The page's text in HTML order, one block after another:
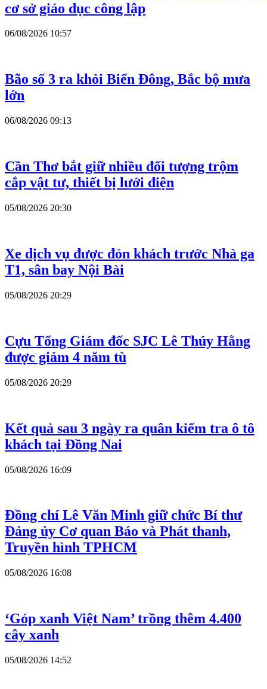
cơ sở giáo dục công lập
06/08/2026 10:57
Bão số 3 ra khỏi Biển Đông, Bắc bộ mưa
lớn
06/08/2026 09:13
Cần Thơ bắt giữ nhiều đối tượng trộm
cắp vật tư, thiết bị lưới điện
05/08/2026 20:30
Xe dịch vụ được đón khách trước Nhà ga
T1, sân bay Nội Bài
05/08/2026 20:29
Cựu Tổng Giám đốc SJC Lê Thúy Hằng
được giảm 4 năm tù
05/08/2026 20:29
Kết quả sau 3 ngày ra quân kiểm tra ô tô
khách tại Đồng Nai
05/08/2026 16:09
Đồng chí Lê Văn Minh giữ chức Bí thư
Đảng ủy Cơ quan Báo và Phát thanh,
Truyền hình TPHCM
05/08/2026 16:08
‘Góp xanh Việt Nam’ trồng thêm 4.400
cây xanh
05/08/2026 14:52